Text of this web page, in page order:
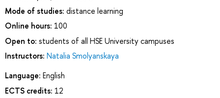
Mode of studies: distance learning
Online hours: 100
Open to: students of all HSE University campuses
Instructors: Natalia Smolyanskaya
Language: English
ECTS credits: 12